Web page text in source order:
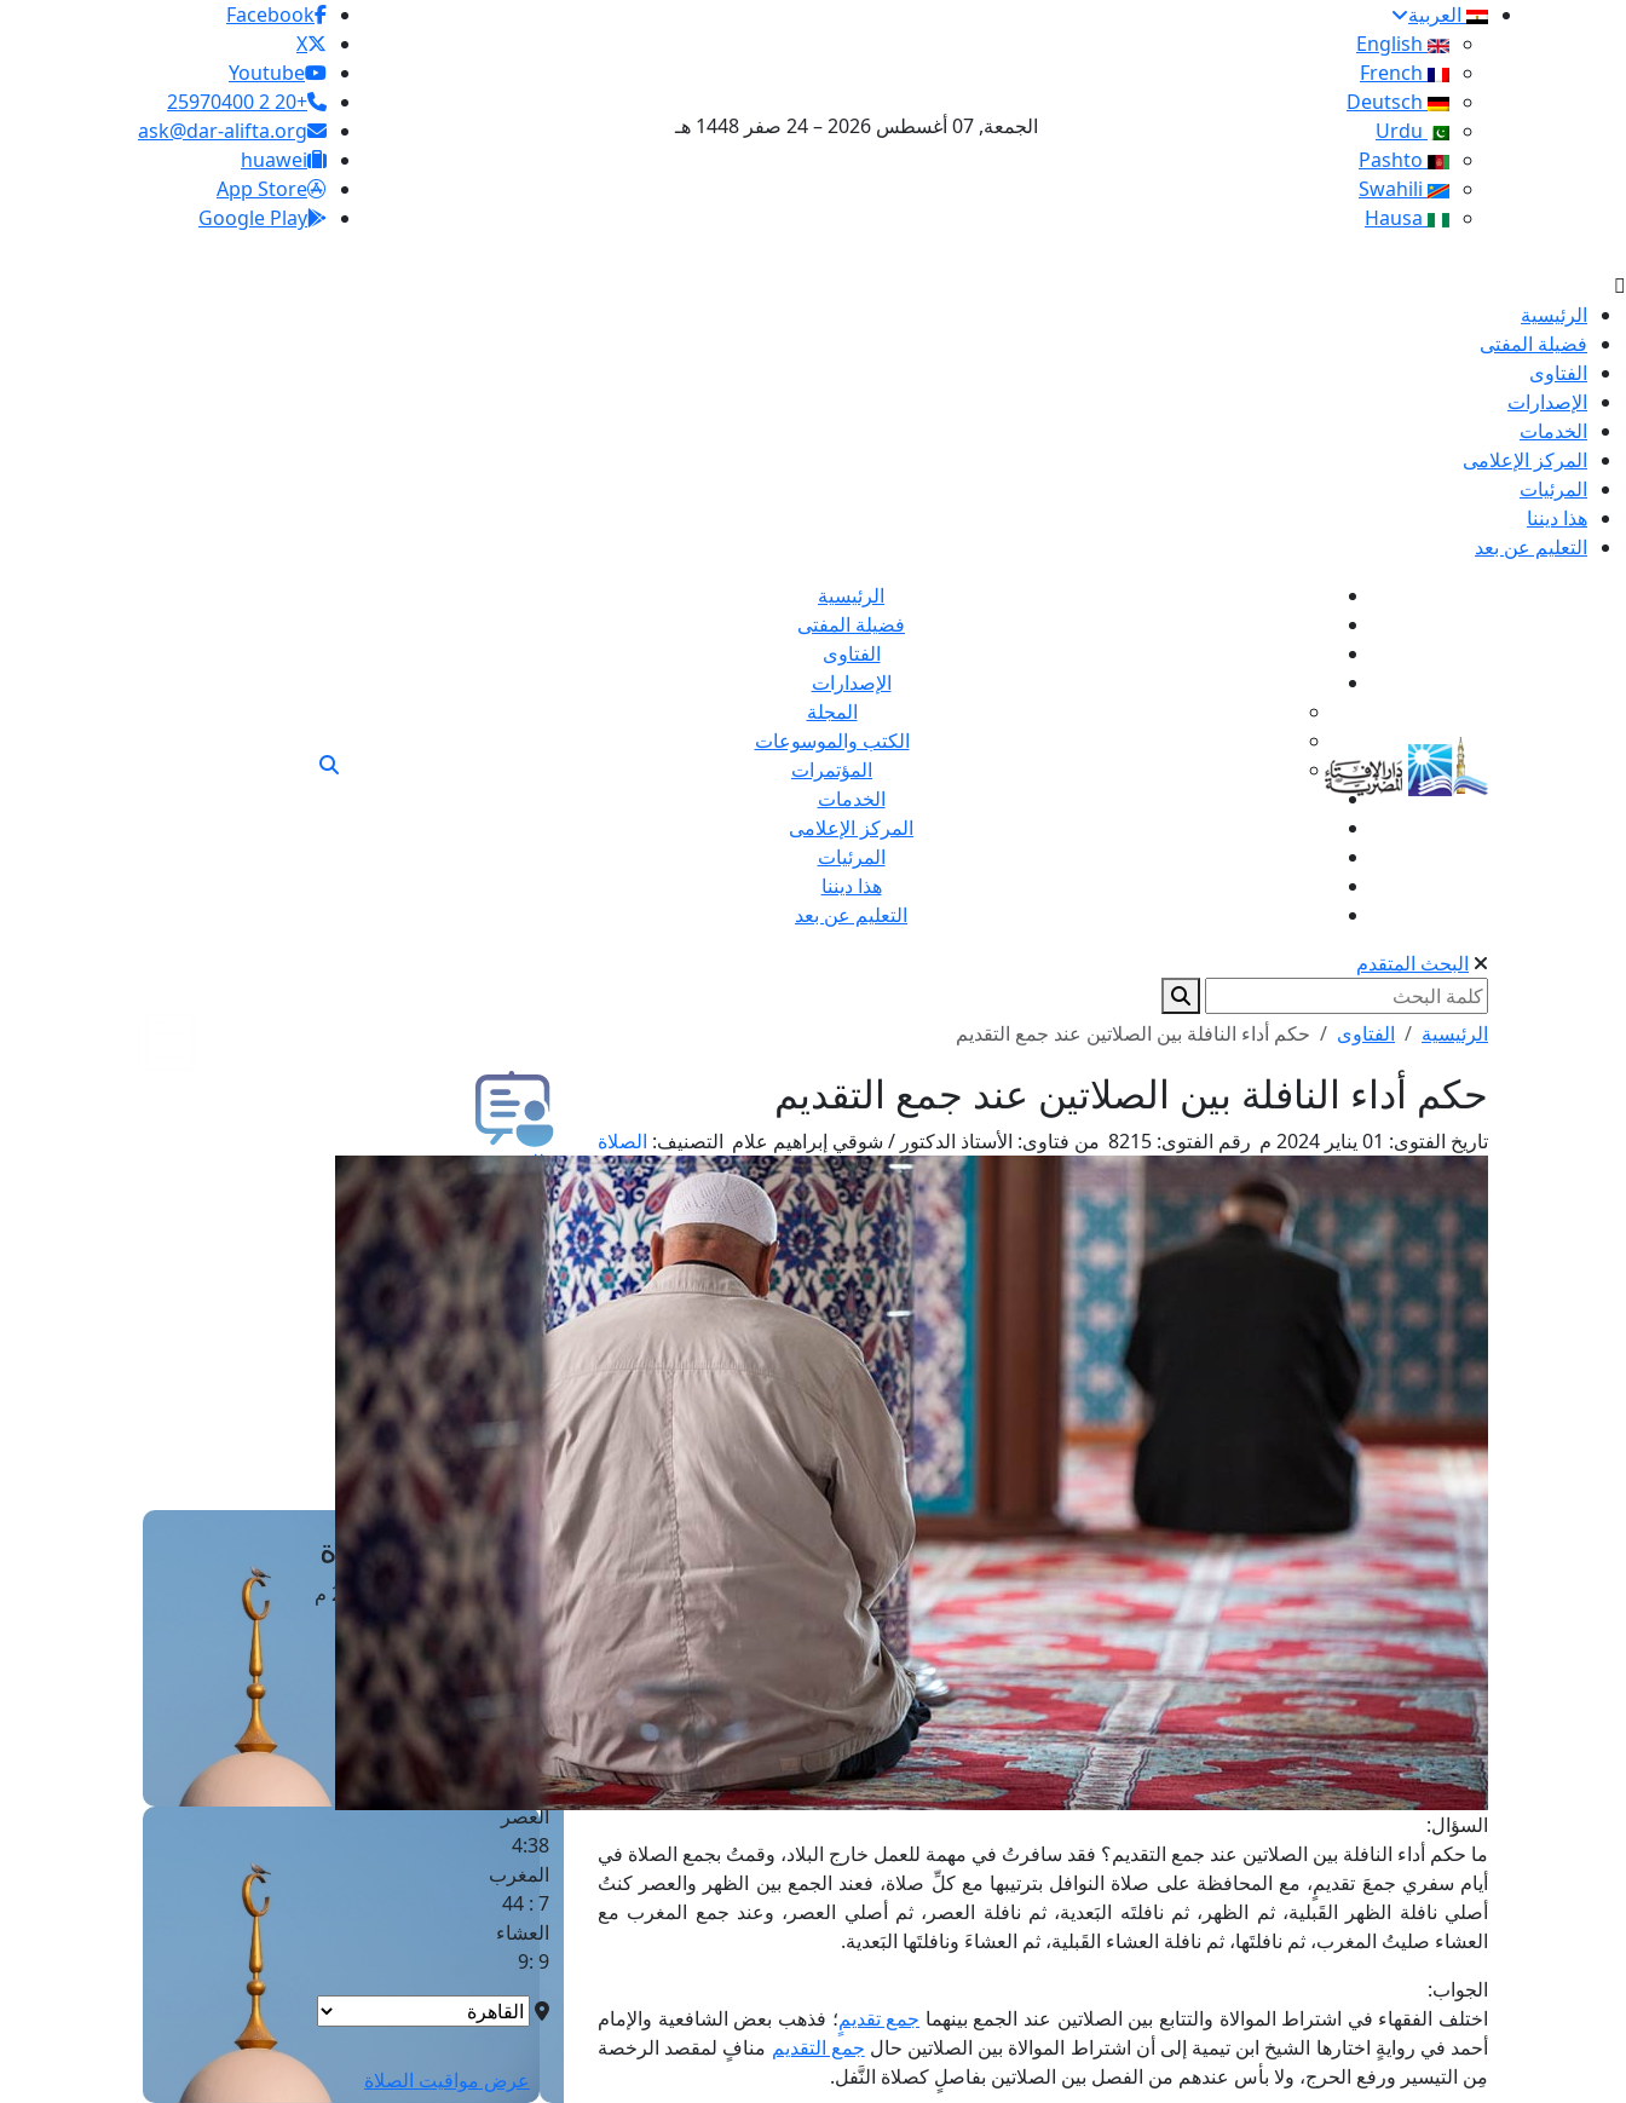
العربية
الجمعة, 07 أغسطس 2026 – 24 صفر 1448 هـ
Facebook
X
Youtube
+20 2 25970400
ask@dar-alifta.org
huawei
App Store
Google Play
الرئيسية
فضيلة المفتى
الفتاوى
الإصدارات
الخدمات
المركز الإعلامى
المرئيات
هذا ديننا
التعليم عن بعد
الرئيسية
فضيلة المفتى
الفتاوى
الإصدارات
المجلة
الكتب والموسوعات
المؤتمرات
الخدمات
المركز الإعلامى
المرئيات
هذا ديننا
التعليم عن بعد
البحث المتقدم
الرئيسية الفتاوى حكم أداء النافلة بين الصلاتين عند جمع التقديم
حكم أداء النافلة بين الصلاتين عند جمع التقديم
تاريخ الفتوى: رقم الفتوى: من فتاوى: الأستاذ الدكتور / شوقي إبراهيم علام التصنيف: الصلاة
السؤال:
ما حكم أداء النافلة بين الصلاتين عند جمع التقديم؟ فقد سافرتُ في مهمة للعمل خارج البلاد، وقمتُ بجمع الصلاة في
أيام سفري جمعَ تقديمٍ، مع المحافظة على صلاة النوافل بترتيبها مع كلِّ صلاة، فعند الجمع بين الظهر والعصر كنتُ
أصلي نافلة الظهر القَبلية، ثم الظهر، ثم نافلتَه البَعدية، ثم نافلة العصر، ثم أصلي العصر، وعند جمع المغرب مع
العشاء صليتُ المغرب، ثم نافلتَها، ثم نافلة العشاء القَبلية، ثم العشاءَ ونافلتَها البَعدية.
الجواب:
اختلف الفقهاء في اشتراط الموالاة والتتابع بين الصلاتين عند الجمع بينهما جمع تقديمٍ؛ فذهب بعض الشافعية والإمام
أحمد في روايةٍ اختارها الشيخ ابن تيمية إلى أن اشتراط الموالاة بين الصلاتين حال جمع التقديم منافٍ لمقصد الرخصة
مِن التيسير ورفع الحرج، ولا بأس عندهم من الفصل بين الصلاتين بفاصلٍ كصلاة النَّفل.
طلب فتوى
استعلام عن فتوى
حجز موعد
الفتوى الهاتفية
مَواقِيتُ الصَّـــلاة
الفجر
4 :41
الشروق
6 :17
الظهر
1 : 1
العصر
4:38
المغرب
7 : 44
العشاء
9 :9
عرض مواقيت الصلاة